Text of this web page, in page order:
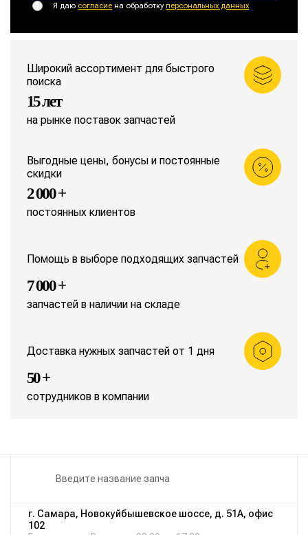
Я даю согласие на обработкуперсональных данных
Широкий ассортимент для быстрого
поиска
15 лет
на рынке поставок запчастей
Выгодные цены, бонусы и постоянные
скидки
2 000 +
постоянных клиентов
Помощь в выборе подходящих запчастей
7 000 +
запчастей в наличии на складе
Доставка нужных запчастей от 1 дня
50 +
сотрудников в компании
г. Самара, Новокуйбышевское шоссе, д. 51А, офис
102